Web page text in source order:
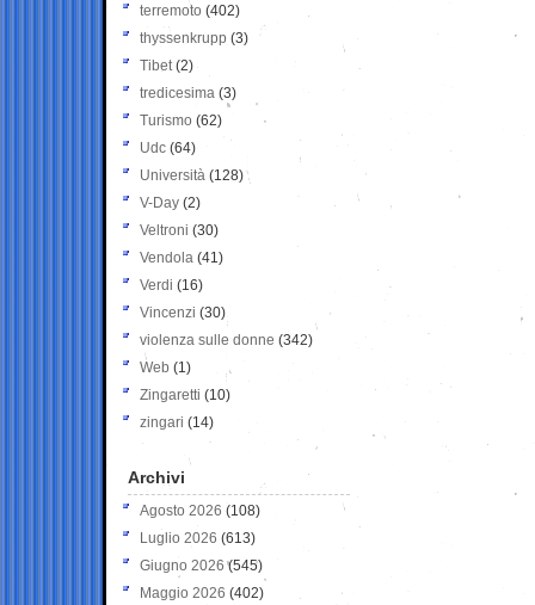
terremoto (402)
thyssenkrupp (3)
Tibet(2)
tredicesima (3)
Turismo (62)
Udc (64)
Università (128)
V-Day (2)
Veltroni (30)
Vendola (41)
Verdi (16)
Vincenzi (30)
violenza sulle donne (342)
Web (1)
Zingaretti (10)
zingari (14)
Archivi
Agosto 2026 (108)
Luglio 2026 (613)
Giugno 2026 (545)
Maggio 2026 (402)